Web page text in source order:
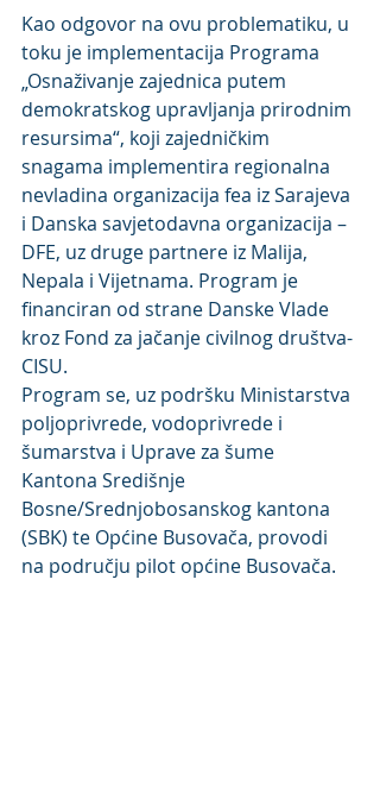
Kao odgovor na ovu problematiku, u
toku je implementacija Programa
„Osnaživanje zajednica putem
demokratskog upravljanja prirodnim
resursima“, koji zajedničkim
snagama implementira regionalna
nevladina organizacija fea iz Sarajeva
i Danska savjetodavna organizacija –
DFE, uz druge partnere iz Malija,
Nepala i Vijetnama. Program je
financiran od strane Danske Vlade
kroz Fond za jačanje civilnog društva-
CISU.
Program se, uz podršku Ministarstva
poljoprivrede, vodoprivrede i
šumarstva i Uprave za šume
Kantona Središnje
Bosne/Srednjobosanskog kantona
(SBK) te Općine Busovača, provodi
na području pilot općine Busovača.